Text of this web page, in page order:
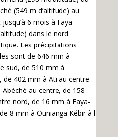
(549 m d’altitude) au
6 mois à Faya-
dans le nord
Les précipitations
sont de 646 mm à
sud, de 510 mm à
de 402 mm à Ati au centre
au centre, de 158
nord, de 16 mm à Faya-
8 mm à Ounianga Kébir à l